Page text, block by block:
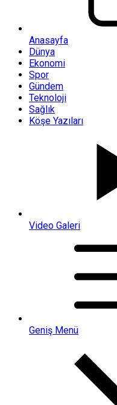
Anasayfa
Dünya
Ekonomi
Spor
Gündem
Teknoloji
Sağlık
Köşe Yazıları
Video Galeri
Geniş Menü